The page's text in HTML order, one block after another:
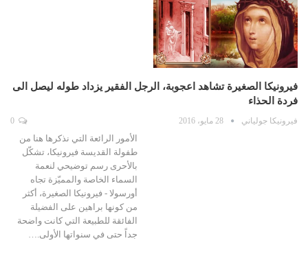
فيرونيكا الصغيرة تشاهد اعجوبة، الرجل الفقير يزداد طوله ليصل الى
فردة الحذاء
فيرونيكا جولياني 28 مايو، 2016
الأمور الرائعة التي نذكرها هنا من
طفولة القديسة فيرونيكا، تشكّل
بالأحرى رسم توضيحي لنعمة
السماء الخاصة والمميّزة تجاه
أورسولا - فيرونيكا الصغيرة، أكثر
من كونها براهين على الفضيلة
الفائقة للطبيعة التي كانت واضحة
جداً حتى في سنواتها الأولى.…